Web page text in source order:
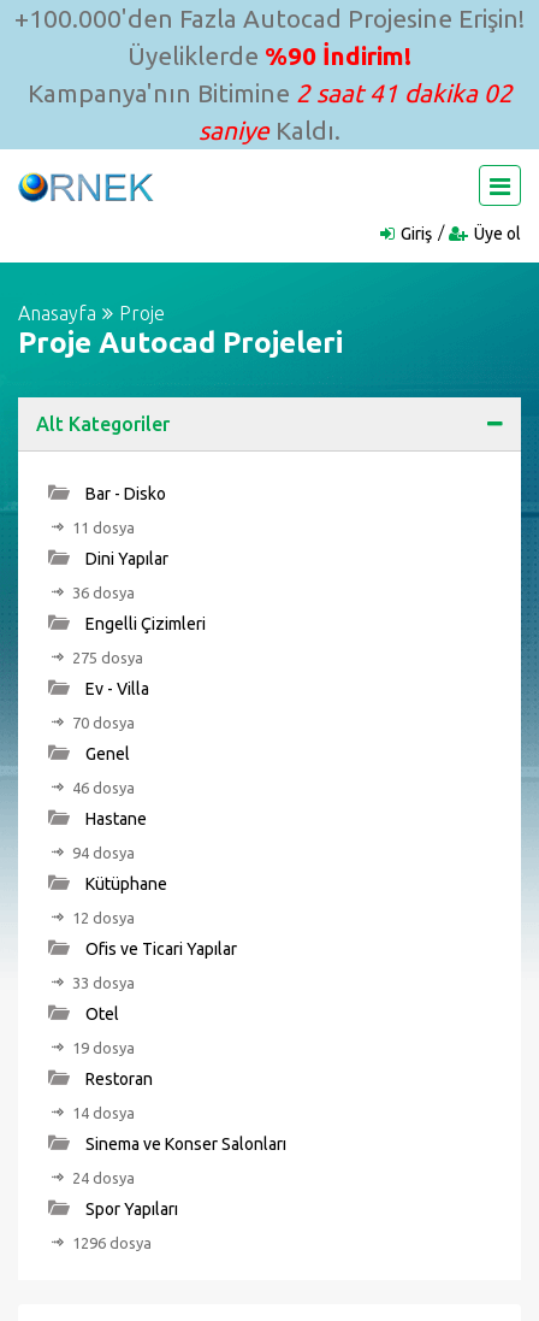
+100.000'den Fazla Autocad Projesine Erişin!
Üyeliklerde %90 İndirim!
Kampanya'nın Bitimine 2 saat 41 dakika 01
saniyeKaldı.
Giriş Üye ol
Anasayfa Proje
Proje Autocad Projeleri
Alt Kategoriler
Bar - Disko
11 dosya
Dini Yapılar
36 dosya
Engelli Çizimleri
275 dosya
Ev - Villa
70 dosya
Genel
46 dosya
Hastane
94 dosya
Kütüphane
12 dosya
Ofis ve Ticari Yapılar
33 dosya
Otel
19 dosya
Restoran
14 dosya
Sinema ve Konser Salonları
24 dosya
Spor Yapıları
1296 dosya